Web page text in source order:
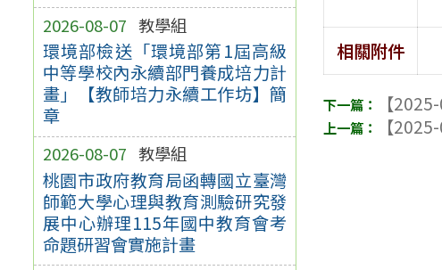
2026-08-07 教學組
環境部檢送「環境部第1屆高級
中等學校內永續部門養成培力計
畫」【教師培力永續工作坊】簡
章
2026-08-07 教學組
桃園市政府教育局函轉國立臺灣
師範大學心理與教育測驗研究發
展中心辦理115年國中教育會考
命題研習會實施計畫
相關附件
【
【